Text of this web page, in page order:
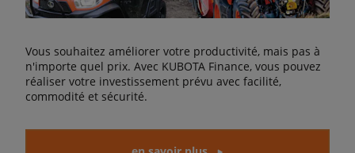
Vous souhaitez améliorer votre productivité, mais pas à
n'importe quel prix. Avec KUBOTA Finance, vous pouvez
réaliser votre investissement prévu avec facilité,
commodité et sécurité.